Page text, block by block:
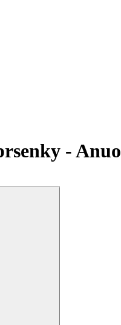
- Anuo